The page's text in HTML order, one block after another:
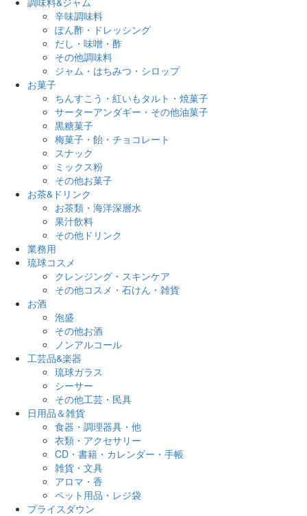
辛味調味料
ぽん酢・ドレッシング
だし・味噌・酢
その他調味料
ジャム・はちみつ・シロップ
お菓子
ちんすこう・紅いもタルト・焼菓子
サーターアンダギー・その他油菓子
黒糖菓子
梅菓子・飴・チョコレート
スナック
ミックス粉
その他お菓子
お茶&ドリンク
お茶類・海洋深層水
果汁飲料
その他ドリンク
業務用
琉球コスメ
クレンジング・スキンケア
その他コスメ・石けん・雑貨
お酒
泡盛
その他お酒
ノンアルコール
工芸品&楽器
琉球ガラス
シーサー
その他工芸・民具
日用品＆雑貨
食器・調理器具・他
衣類・アクセサリー
CD・書籍・カレンダー・手帳
雑貨・文具
アロマ・香
ペット用品・レジ袋
プライスダウン